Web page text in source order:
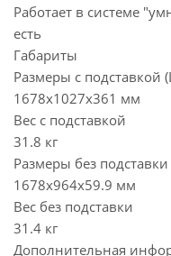
Работает в системе
есть
Габариты
Размеры с подставкой
1678x1027x361 мм
Вес с подставкой
31.8 кг
Размеры без
1678x964x59.9 мм
Вес без подставки
31.4 кг
Дополнительная